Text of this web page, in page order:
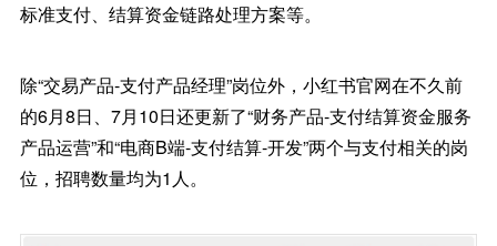
标准支付、结算资金链路处理方案等。
除“交易产品-支付产品经理”岗位外，小红书官网在不久前
的6月8日、7月10日还更新了“财务产品-支付结算资金服务
产品运营”和“电商B端-支付结算-开发”两个与支付相关的岗
位，招聘数量均为1人。